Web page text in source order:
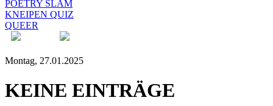
POETRY SLAM
KNEIPEN QUIZ
QUEER
Montag, 27.01.2025
KEINE EINTRÄGE